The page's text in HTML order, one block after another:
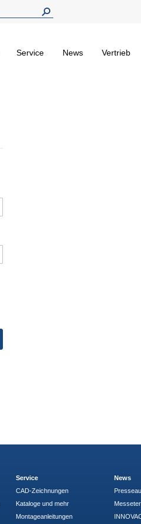
Service News Vertrieb
Service
CAD-Zeichnungen
Kataloge und mehr
Montageanleitungen
News